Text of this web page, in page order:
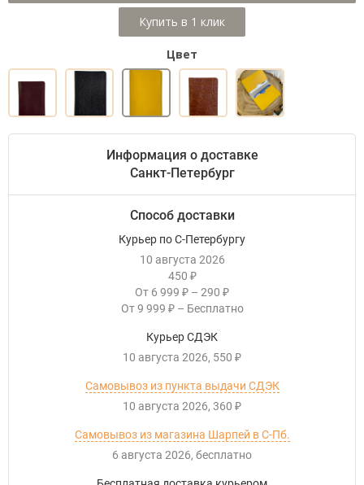
Цвет
Информация о доставке
Санкт-Петербург
Способ доставки
Курьер по С-Петербургу
10 августа 2026
450 ₽
От 6 999 ₽ – 290 ₽
От 9 999 ₽ – Бесплатно
Курьер СДЭК
10 августа 2026 550 ₽
Самовывоз из пункта выдачи СДЭК
10 августа 2026 360 ₽
Самовывоз из магазина Шарпей в С-Пб.
6 августа 2026
Бесплатно